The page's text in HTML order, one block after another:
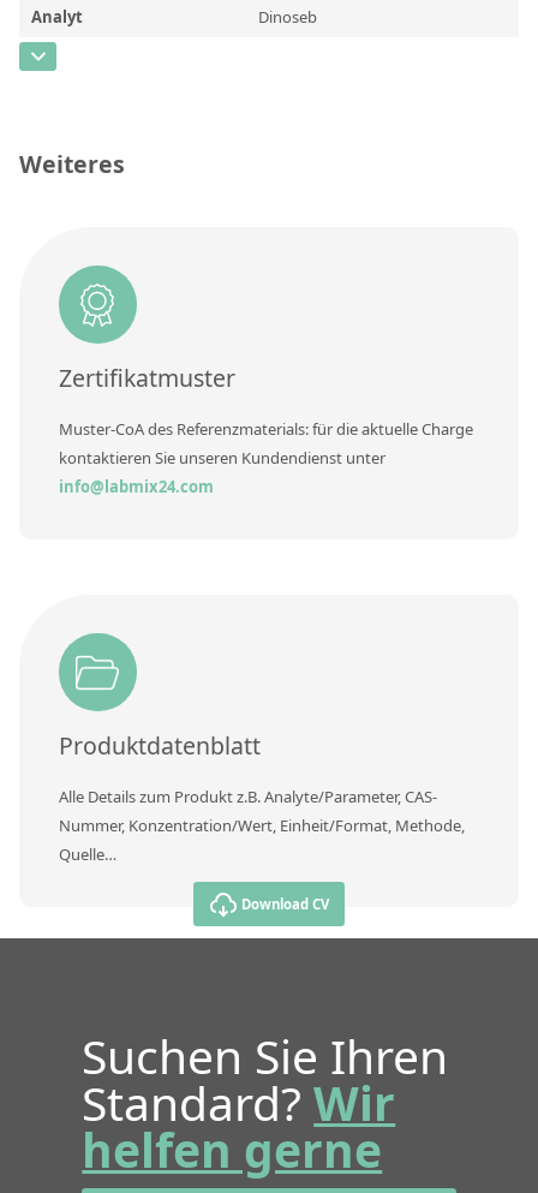
Analyt Dinoseb
CAS-Nummer
Einheit
Weiteres
Zertifikatmuster
Muster-CoA des Referenzmaterials: für die aktuelle Charge
kontaktieren Sie unseren Kundendienst unter
info@labmix24.com
Produktdatenblatt
Alle Details zum Produkt z.B. Analyte/Parameter, CAS-
Nummer, Konzentration/Wert, Einheit/Format, Methode,
Quelle…
Download CV
Suchen Sie Ihren
Standard?Wir
helfen gerne